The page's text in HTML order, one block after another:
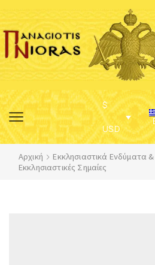
$
USD
Αρχική
Εκκλησιαστικά Ενδύματα
Εκκλησιαστικές Σημαίες